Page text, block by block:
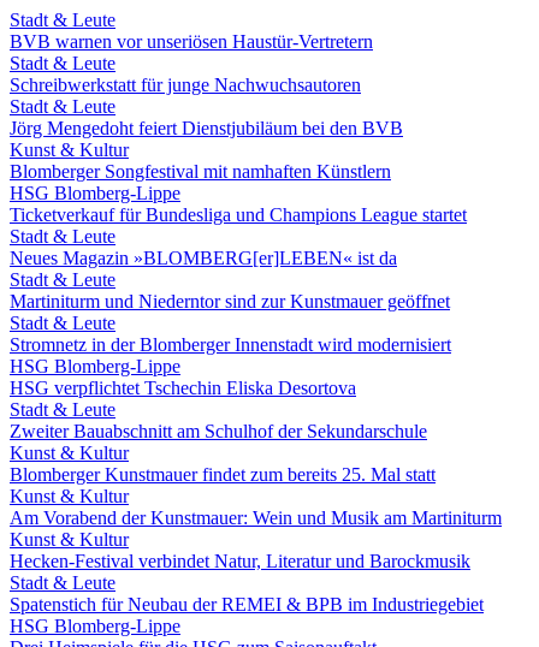
Stadt & Leute
BVB warnen vor unseriösen Haustür-Vertretern
Stadt & Leute
Schreibwerkstatt für junge Nachwuchsautoren
Stadt & Leute
Jörg Mengedoht feiert Dienstjubiläum bei den BVB
Kunst & Kultur
Blomberger Songfestival mit namhaften Künstlern
HSG Blomberg-Lippe
Ticketverkauf für Bundesliga und Champions League startet
Stadt & Leute
Neues Magazin »BLOMBERG[er]LEBEN« ist da
Stadt & Leute
Martiniturm und Niederntor sind zur Kunstmauer geöffnet
Stadt & Leute
Stromnetz in der Blomberger Innenstadt wird modernisiert
HSG Blomberg-Lippe
HSG verpflichtet Tschechin Eliska Desortova
Stadt & Leute
Zweiter Bauabschnitt am Schulhof der Sekundarschule
Kunst & Kultur
Blomberger Kunstmauer findet zum bereits 25. Mal statt
Kunst & Kultur
Am Vorabend der Kunstmauer: Wein und Musik am Martiniturm
Kunst & Kultur
Hecken-Festival verbindet Natur, Literatur und Barockmusik
Stadt & Leute
Spatenstich für Neubau der REMEI & BPB im Industriegebiet
HSG Blomberg-Lippe